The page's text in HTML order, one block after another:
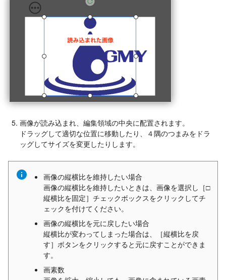
画像が読み込まれ、編集領域の中央に配置されます。
ドラッグして適切な位置に移動したり、４隅のつまみをドラ
ッグしてサイズを変更したりします。
画像の縦横比を維持したい場合
画像の縦横比を維持したいときは、画像を選択し［□
縦横比を固定］チェックボックスをクリックしてチ
ェックを付けてください。
画像の縦横比を元に戻したい場合
縦横比が変わってしまった場合は、［縦横比を戻
す］ボタンをクリックすると元に戻すことができま
す。
画素数